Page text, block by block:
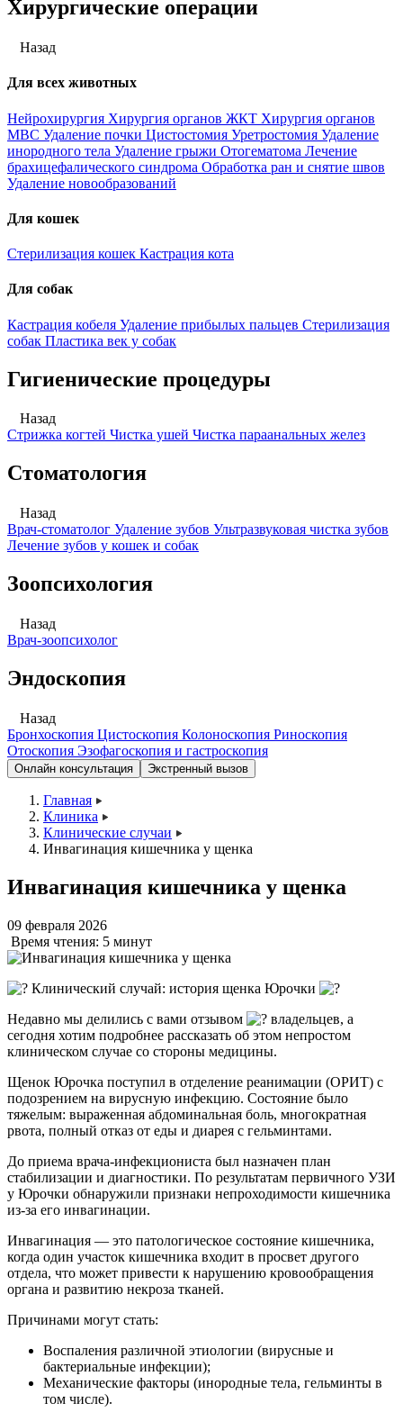
Хирургические операции
Назад
Для всех животных
Нейрохирургия Хирургия органов ЖКТ Хирургия органов
МВС Удаление почки Цистостомия Уретростомия Удаление
инородного тела Удаление грыжи Отогематома Лечение
брахицефалического синдрома Обработка ран и снятие швов
Удаление новообразований
Для кошек
Стерилизация кошек Кастрация кота
Для собак
Кастрация кобеля Удаление прибылых пальцев Стерилизация
собак Пластика век у собак
Гигиенические процедуры
Назад
Стрижка когтей Чистка ушей Чистка параанальных желез
Стоматология
Назад
Врач-стоматолог Удаление зубов Ультразвуковая чистка зубов
Лечение зубов у кошек и собак
Зоопсихология
Назад
Врач-зоопсихолог
Эндоскопия
Назад
Бронхоскопия Цистоскопия Колоноскопия Риноскопия
Отоскопия Эзофагоскопия и гастроскопия
Онлайн консультация Экстренный вызов
Главная
Клиника
Клинические случаи
Инвагинация кишечника у щенка
Инвагинация кишечника у щенка
09 февраля 2026
Время чтения: 5 минут
Клинический случай: история щенка Юрочки
Недавно мы делились с вами отзывом
владельцев, а
сегодня хотим подробнее рассказать об этом непростом
клиническом случае со стороны медицины.
Щенок Юрочка поступил в отделение реанимации (ОРИТ) с
подозрением на вирусную инфекцию. Состояние было
тяжелым: выраженная абдоминальная боль, многократная
рвота, полный отказ от еды и диарея с гельминтами.
До приема врача-инфекциониста был назначен план
стабилизации и диагностики. По результатам первичного УЗИ
у Юрочки обнаружили признаки непроходимости кишечника
из-за его инвагинации.
Инвагинация — это патологическое состояние кишечника,
когда один участок кишечника входит в просвет другого
отдела, что может привести к нарушению кровообращения
органа и развитию некроза тканей.
Причинами могут стать:
Воспаления различной этиологии (вирусные и
бактериальные инфекции);
Механические факторы (инородные тела, гельминты в
том числе).